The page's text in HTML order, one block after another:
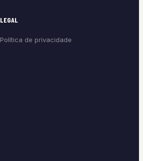
LEGAL
Política de privacidade